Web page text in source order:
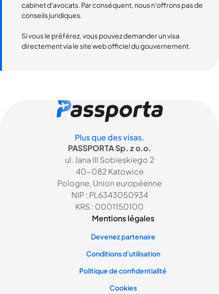
cabinet d'avocats. Par conséquent, nous n'offrons pas de
conseils juridiques.
Si vous le préférez, vous pouvez demander un visa
directement via le site web officiel du gouvernement.
Plus que des visas.
PASSPORTA Sp. z o.o.
ul. Jana III Sobieskiego 2
40-082 Katowice
Pologne, Union européenne
NIP : PL6343050934
KRS : 0001150100
Mentions légales
Devenez partenaire
Conditions d'utilisation
Politique de confidentialité
Cookies